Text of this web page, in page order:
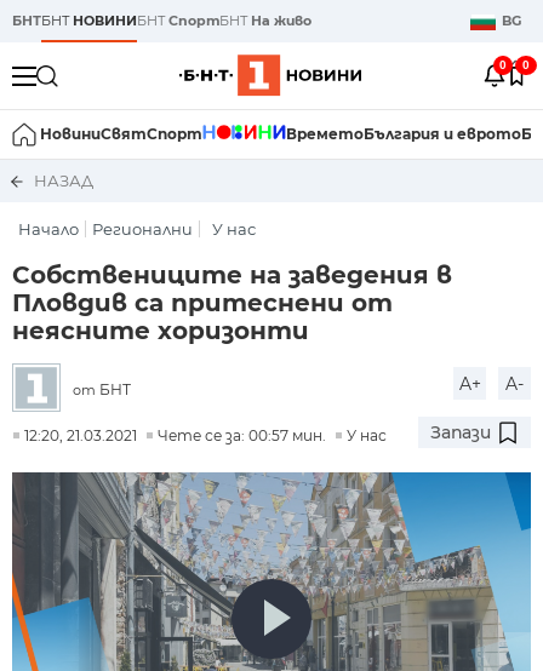
БНТБНТ НОВИНИБНТСпортБНТ На живо BG
0 0
НовиниСвятСпорт ВреметоБългария и еврото
НАЗАД
Начало Регионални У нас
Собствениците на заведения в
Пловдив са притеснени от
неясните хоризонти
от БНТ A+ A-
12:20, 21.03.2021 Чете се за: 00:57 мин. У нас Запази